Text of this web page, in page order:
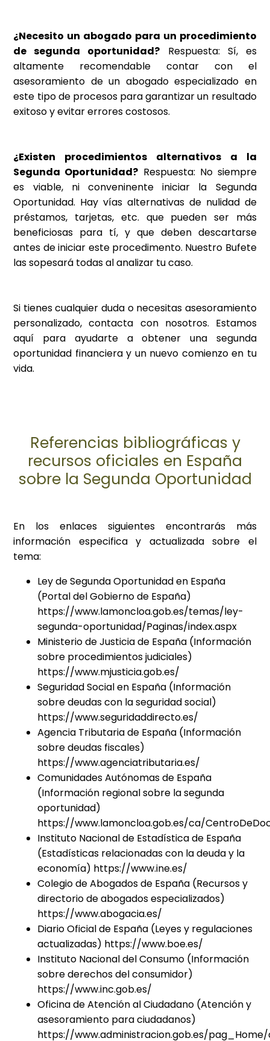
¿Necesito un abogado para un procedimiento
de segunda oportunidad? Respuesta: Sí, es
altamente recomendable contar con el
asesoramiento de un abogado especializado en
este tipo de procesos para garantizar un resultado
exitoso y evitar errores costosos.
¿Existen procedimientos alternativos a la
Segunda Oportunidad? Respuesta: No siempre
es viable, ni conveninente iniciar la Segunda
Oportunidad. Hay vías alternativas de nulidad de
préstamos, tarjetas, etc. que pueden ser más
beneficiosas para tí, y que deben descartarse
antes de iniciar este procedimento. Nuestro Bufete
las sopesará todas al analizar tu caso.
Si tienes cualquier duda o necesitas asesoramiento
personalizado, contacta con nosotros. Estamos
aquí para ayudarte a obtener una segunda
oportunidad financiera y un nuevo comienzo en tu
vida.
Referencias bibliográficas y
recursos oficiales en España
sobre la Segunda Oportunidad
En los enlaces siguientes encontrarás más
información especifica y actualizada sobre el
tema:
Ley de Segunda Oportunidad en España
(Portal del Gobierno de España)
https://www.lamoncloa.gob.es/temas/ley-
segunda-oportunidad/Paginas/index.aspx
Ministerio de Justicia de España (Información
sobre procedimientos judiciales)
https://www.mjusticia.gob.es/
Seguridad Social en España (Información
sobre deudas con la seguridad social)
https://www.seguridaddirecto.es/
Agencia Tributaria de España (Información
sobre deudas fiscales)
https://www.agenciatributaria.es/
Comunidades Autónomas de España
(Información regional sobre la segunda
oportunidad)
https://www.lamoncloa.gob.es/ca/
Instituto Nacional de Estadística de España
(Estadísticas relacionadas con la deuda y la
economía) https://www.ine.es/
Colegio de Abogados de España (Recursos y
directorio de abogados especializados)
https://www.abogacia.es/
Diario Oficial de España (Leyes y regulaciones
actualizadas) https://www.boe.es/
Instituto Nacional del Consumo (Información
sobre derechos del consumidor)
https://www.inc.gob.es/
Oficina de Atención al Ciudadano (Atención y
asesoramiento para ciudadanos)
https://www.administracion.gob.es/